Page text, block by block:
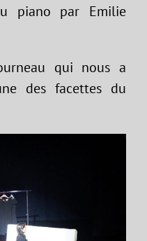
piano par Emilie
qui nous a
des facettes du